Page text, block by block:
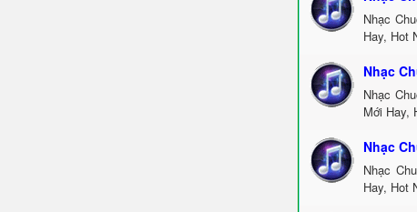
Nhạc
Hay, Hot
Nhạc
Nhạc
Mới Hay,
Nhạc
Nhạc
Hay, Hot